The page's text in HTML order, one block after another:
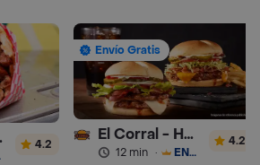
4.2
Envío Gratis
El Corral - Hamburguesa
12 min · ENVÍO GRATIS
4.2